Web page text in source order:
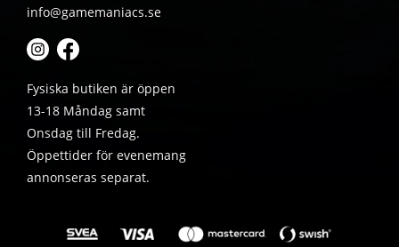
info@gamemaniacs.se
Fysiska butiken är öppen
13-18 Måndag samt
Onsdag till Fredag.
Öppettider för evenemang
annonseras separat.